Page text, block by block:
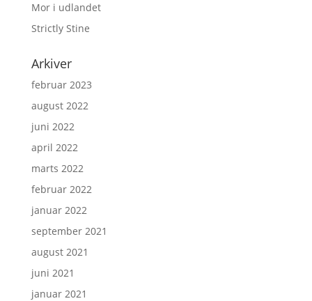
Mor i udlandet
Strictly Stine
Arkiver
februar 2023
august 2022
juni 2022
april 2022
marts 2022
februar 2022
januar 2022
september 2021
august 2021
juni 2021
januar 2021